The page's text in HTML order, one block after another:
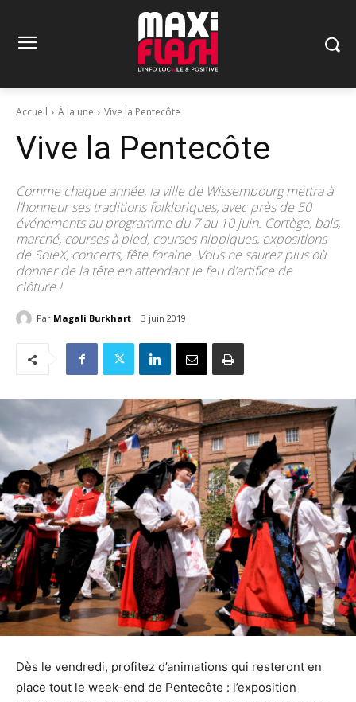
Accueil À la une Vive la Pentecôte
Vive la Pentecôte
Comme chaque année, la ville de Wissembourg mettra à
l’honneur ses traditions folkloriques, avec près de 50
événements au programme du 7 au 10 juin. Cortège, bals,
marché, courses à pied, courses hippiques, expositions
de SoleX, concerts, fête foraine. Vous ne saurez plus où
donner de la tête en attendant le feu d’artifice de
clôture !
Par Magali Burkhart 3 juin 2019
Dès le vendredi, profitez d’animations qui resteront en
place tout le week-end de Pentecôte : l’exposition